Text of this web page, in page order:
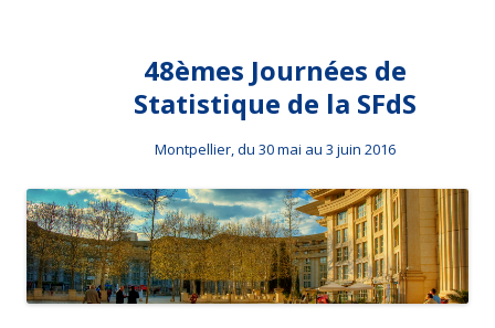
48èmes Journées de
Statistique de la SFdS
Montpellier, du 30 mai au 3 juin 2016